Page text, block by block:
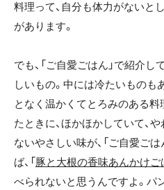
料理って、自分も体力がないと
があります。
でも、「ご自愛ごはん」で紹介
しいもの。中には冷たいものも
となく温かくてとろみのある
たときに、ほかほかしていて、
ないやさしい味が、「ご自愛ご
ば、「 豚と大根の香味あんかけご
べられないと思うんですよ。パ